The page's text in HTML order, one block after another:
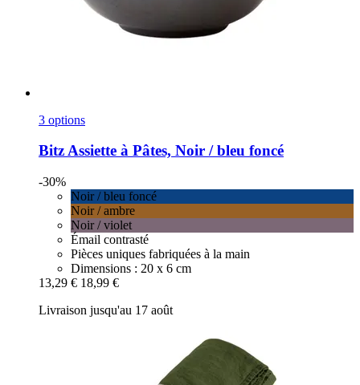
3 options
BitzAssiette à Pâtes, Noir / bleu foncé
-30%
Noir / bleu foncé
Noir / ambre
Noir / violet
Émail contrasté
Pièces uniques fabriquées à la main
Dimensions : 20 x 6 cm
13,29 € 18,99 €
Livraison jusqu'au 17 août